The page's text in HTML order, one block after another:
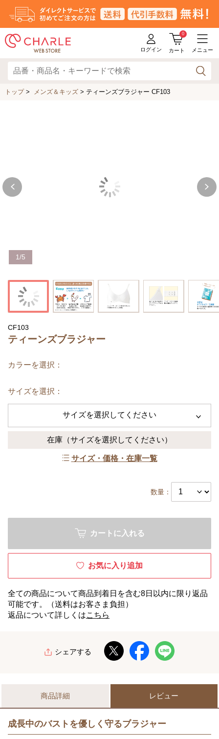
ログイン
0
カート メニュー
トップ> メンズ＆キッズ > ティーンズブラジャー CF103
1/5
CF103
ティーンズブラジャー
カラーを選択：
サイズを選択：
サイズを選択してください
在庫 （サイズを選択してください）
サイズ・価格・在庫一覧
数量：
カートに入れる
お気に入り追加
全ての商品について商品到着日を含む8日以内に限り返品
可能です。（送料はお客さま負担）
返品について詳しくはこちら
シェアする
商品詳細 レビュー
成長中のバストを優しく守るブラジャー